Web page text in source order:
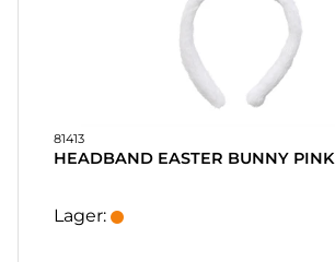
81413
HEADBAND EASTER BUNNY PINK
Lager: